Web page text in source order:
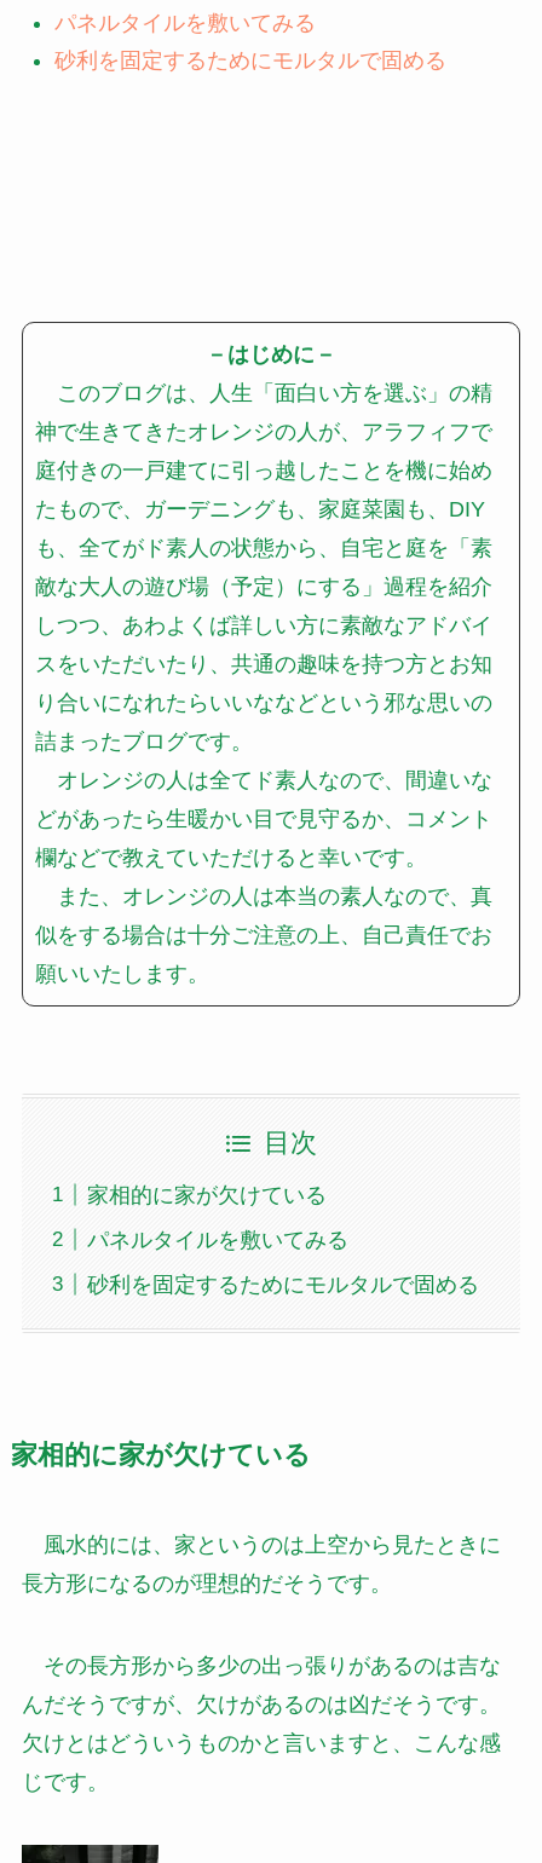
パネルタイルを敷いてみる
砂利を固定するためにモルタルで固める
－はじめに－
このブログは、人生「面白い方を選ぶ」の精
神で生きてきたオレンジの人が、アラフィフで
庭付きの一戸建てに引っ越したことを機に始め
たもので、ガーデニングも、家庭菜園も、DIY
も、全てがド素人の状態から、自宅と庭を「素
敵な大人の遊び場（予定）にする」過程を紹介
しつつ、あわよくば詳しい方に素敵なアドバイ
スをいただいたり、共通の趣味を持つ方とお知
り合いになれたらいいななどという邪な思いの
詰まったブログです。
オレンジの人は全てド素人なので、間違いな
どがあったら生暖かい目で見守るか、コメント
欄などで教えていただけると幸いです。
また、オレンジの人は本当の素人なので、真
似をする場合は十分ご注意の上、自己責任でお
願いいたします。
目次
家相的に家が欠けている
パネルタイルを敷いてみる
砂利を固定するためにモルタルで固める
家相的に家が欠けている
風水的には、家というのは上空から見たときに
長方形になるのが理想的だそうです。
その長方形から多少の出っ張りがあるのは吉な
んだそうですが、欠けがあるのは凶だそうです。
欠けとはどういうものかと言いますと、こんな感
じです。